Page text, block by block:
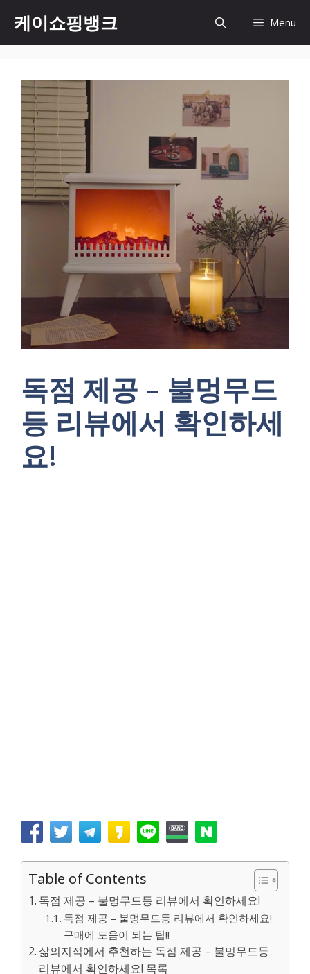
content
케이쇼핑뱅크 Menu
독점 제공 – 불멍무드
등 리뷰에서 확인하세
요!
Table of Contents
독점 제공 – 불멍무드등 리뷰에서 확인하세요!
독점 제공 – 불멍무드등 리뷰에서 확인하세요!
구매에 도움이 되는 팁!!
삶의지적에서 추천하는 독점 제공 – 불멍무드등
리뷰에서 확인하세요! 목록